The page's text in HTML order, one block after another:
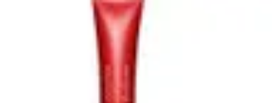
Consejos de Aprendizaje Consejos para Elegir
Cursos Intensivos
Cursos en Español